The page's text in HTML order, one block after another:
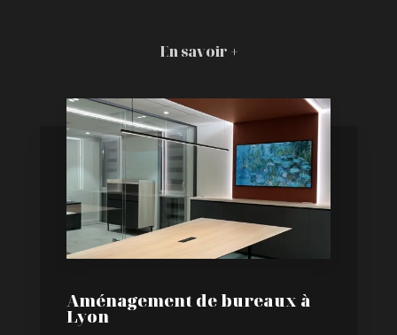
En savoir +
Aménagement de bureaux à
Lyon